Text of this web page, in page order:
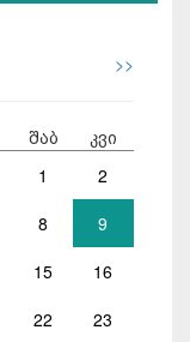
>>
შაბ კვი
1 2
8 9
15 16
22 23